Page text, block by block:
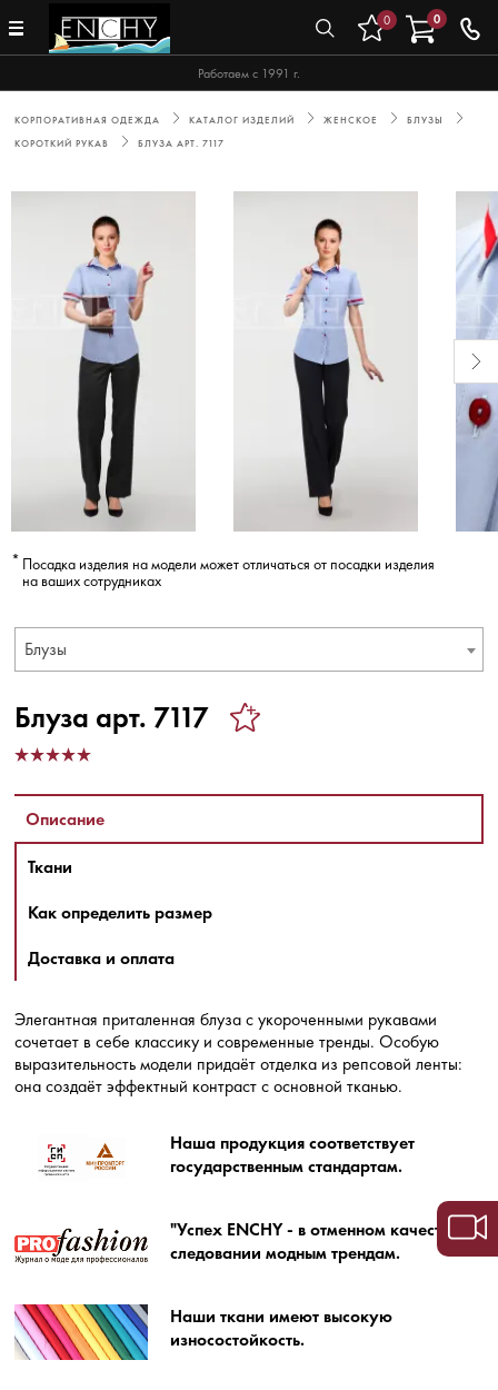
Работаем с 1991 г.
0 0
КОРПОРАТИВНАЯ ОДЕЖДА КАТАЛОГ ИЗДЕЛИЙ ЖЕНСКОЕ
БЛУЗЫ
КОРОТКИЙ РУКАВ
БЛУЗА АРТ. 7117
Посадка изделия на модели может отличаться от посадки изделия
на ваших сотрудниках
Блузы
Блуза арт. 7117
Описание
Ткани
Как определить размер
Доставка и оплата
Элегантная приталенная блуза с укороченными рукавами
сочетает в себе классику и современные тренды. Особую
выразительность модели придаёт отделка из репсовой ленты:
она создаёт эффектный контраст с основной тканью.
Наша продукция соответствует
государственным стандартам.
"Успех ENCHY - в отменном качестве и
следовании модным трендам.
Наши ткани имеют высокую
износостойкость.